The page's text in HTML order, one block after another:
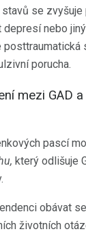
se
depresí nebo
posttraumatická
porucha.
mezi GAD
pascí
který odlišuje
obávat
životních